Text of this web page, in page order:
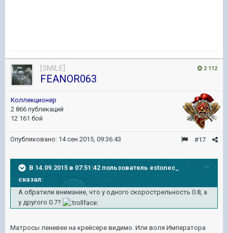
2 112
[SMILE]
FEANOR063
Коллекционер
2 866 публикаций
12 161 бой
#17
Опубликовано: 14 сен 2015, 09:36:43
В 14.09.2015 в 07:51:42 пользователь estonec_
сказал:
А обратили внимание, что у одного скорострельность 0.8, а
у другого 0.7?
Матросы ленивее на крейсере видимо. Или воля Императора